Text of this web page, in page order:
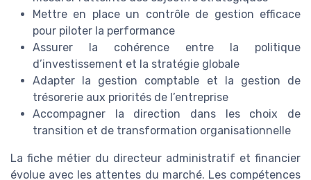
Mettre en place un contrôle de gestion efficace
pour piloter la performance
Assurer la cohérence entre la politique
d’investissement et la stratégie globale
Adapter la gestion comptable et la gestion de
trésorerie aux priorités de l’entreprise
Accompagner la direction dans les choix de
transition et de transformation organisationnelle
La fiche métier du directeur administratif et financier
évolue avec les attentes du marché. Les compétences